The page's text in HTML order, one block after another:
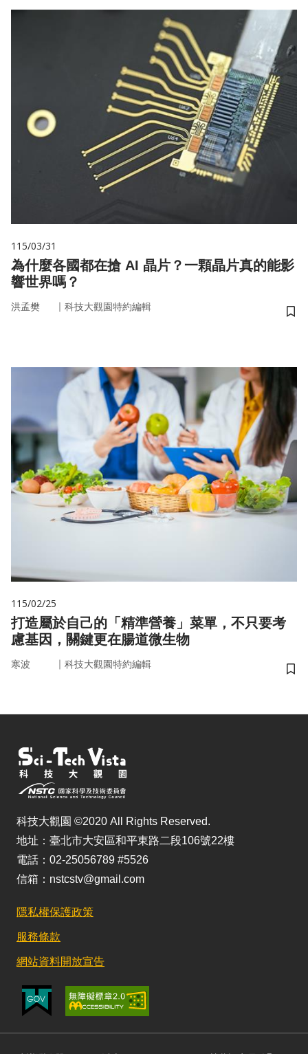
115/03/31
為什麼各國都在搶 AI 晶片？一顆晶片真的能影
響世界嗎？
洪孟樊 ｜ 科技大觀園特約編輯
儲
115/02/25
打造屬於自己的「精準營養」菜單，不只要考
慮基因，關鍵更在腸道微生物
寒波 ｜ 科技大觀園特約編輯
儲
科技大觀園 ©2020 All Rights Reserved.
地址：臺北市大安區和平東路二段106號22樓
電話：02-25056789 #5526
信箱：nstcstv@gmail.com
隱私權保護政策
服務條款
網站資料開放宣告